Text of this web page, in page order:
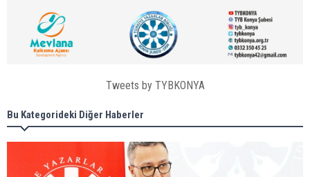
Tweets by TYBKONYA
Bu Kategorideki Diğer Haberler